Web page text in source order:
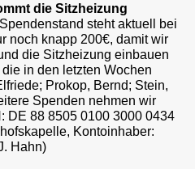
die Sitzheizung
steht aktuell bei
noch knapp 200€, damit wir
die Sitzheizung einbauen
in den letzten Wochen
Prokop, Bernd; Stein,
Spenden nehmen wir
DE 88 8505 0100 3000 0434
Kontoinhaber:
Hahn)